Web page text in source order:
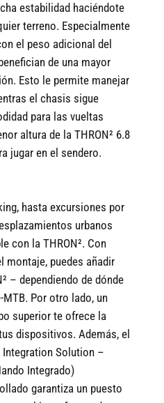
estabilidad haciéndote
terreno. Especialmente
el peso adicional del
de una mayor
Esto le permite manejar
el chasis sigue
para las vueltas
altura de la THRON² 6.8
jugar en el sendero.
hasta excursiones por
urbanos
con la THRON². Con
montaje, puedes añadir
– dependiendo de dónde
Por otro lado, un
superior te ofrece la
dispositivos. Además, el
Solution –
Integrado)
garantiza un puesto